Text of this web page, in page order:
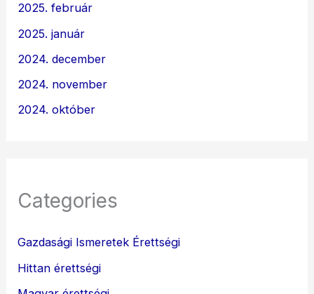
2025. február
2025. január
2024. december
2024. november
2024. október
Categories
Gazdasági Ismeretek Érettségi
Hittan érettségi